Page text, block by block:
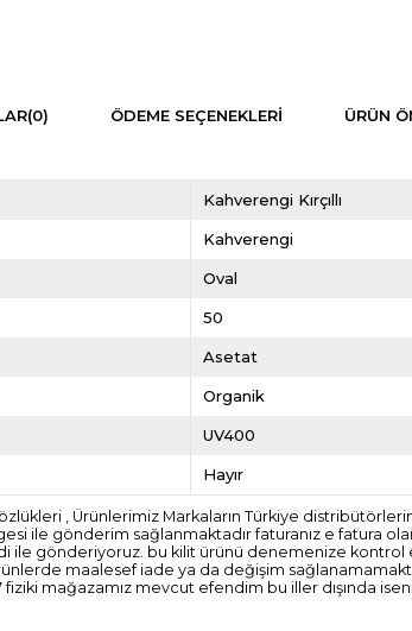
(0) ÖDEME SEÇENEKLERI ÜRÜN
Kahverengi Kırçıllı
Kahverengi
Oval
50
Asetat
Organik
UV400
Hayır
, Ürünlerimiz Markaların Türkiye
ile gönderim sağlanmaktadır faturanız e fatura
ile gönderiyoruz. bu kilit ürünü denemenize kontrol
maalesef iade ya da değişim
mağazamız mevcut efendim bu iller dışında